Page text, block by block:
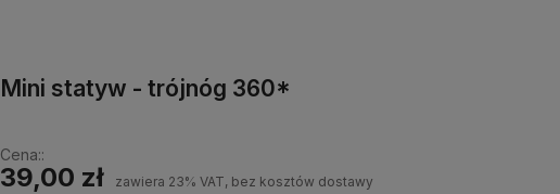
oferty lub zaloguj się, aby przywrócić dodane
produkty do listy z poprzedniej sesji.
Mini statyw - trójnóg 360*
Cena::
39,00 zł zawiera 23% VAT, bez kosztów dostawy